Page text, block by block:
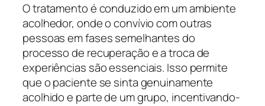
O tratamento é conduzido em um ambiente
acolhedor, onde o convívio com outras
pessoas em fases semelhantes do
processo de recuperação e a troca de
experiências são essenciais. Isso permite
que o paciente se sinta genuinamente
acolhido e parte de um grupo, incentivando-